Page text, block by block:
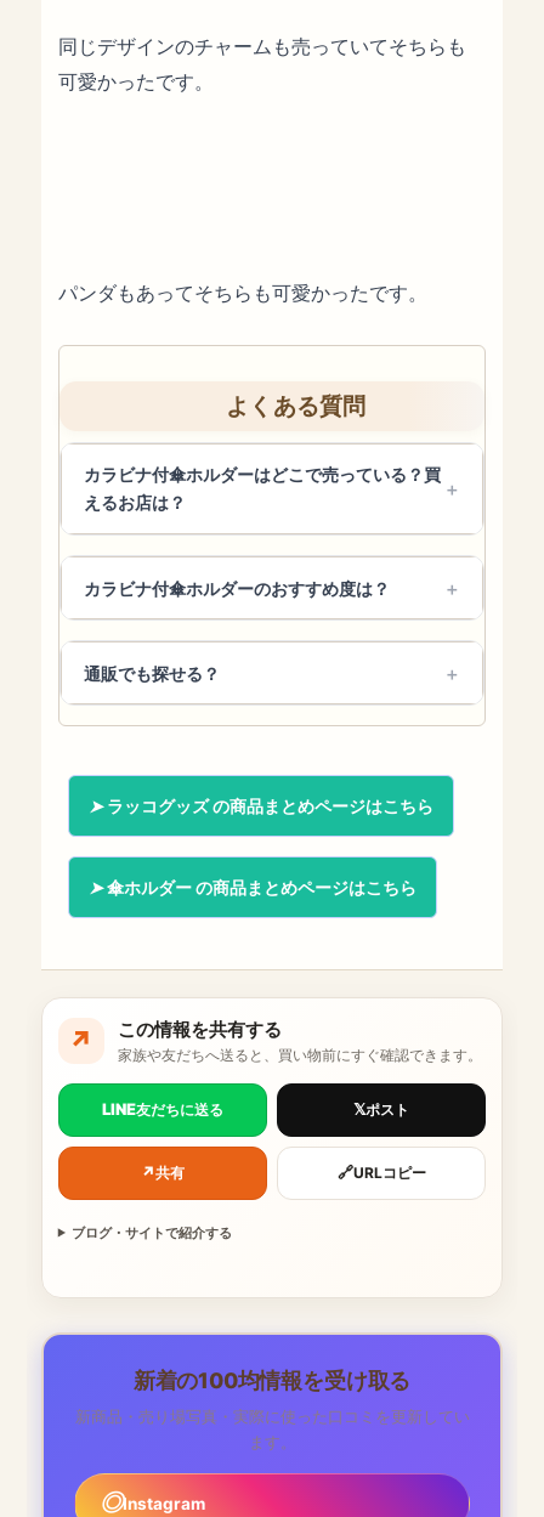
同じデザインのチャームも売っていてそちらも
可愛かったです。
パンダもあってそちらも可愛かったです。
よくある質問
カラビナ付傘ホルダーはどこで売っている？買
えるお店は？
カラビナ付傘ホルダーのおすすめ度は？
通販でも探せる？
ラッコグッズ の商品まとめページはこちら
傘ホルダー の商品まとめページはこちら
↗ この情報を共有する
家族や友だちへ送ると、買い物前にすぐ確認できます。
LINE友だちに送る 𝕏ポスト
↗共有 🔗URLコピー
ブログ・サイトで紹介する
新着の100均情報を受け取る
新商品・売り場写真・実際に使った口コミを更新してい
ます。
Instagram